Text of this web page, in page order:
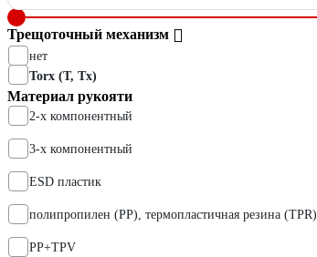
Трещоточный механизм
нет
Torx (T, Tx)
Материал рукояти
2-х компонентный
3-х компонентный
ESD пластик
полипропилен (PP), термопластичная резина (TPR)
PP+TPV